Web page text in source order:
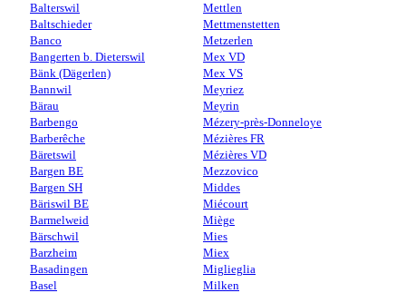
Balterswil
Baltschieder
Banco
Bangerten b. Dieterswil
Bänk (Dägerlen)
Bannwil
Bärau
Barbengo
Barberêche
Bäretswil
Bargen BE
Bargen SH
Bäriswil BE
Barmelweid
Bärschwil
Barzheim
Basadingen
Basel
Mettlen
Mettmenstetten
Metzerlen
Mex VD
Mex VS
Meyriez
Meyrin
Mézery-près-Donneloye
Mézières FR
Mézières VD
Mezzovico
Middes
Miécourt
Miège
Mies
Miex
Miglieglia
Milken